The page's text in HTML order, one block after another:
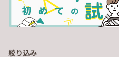
絞り込み